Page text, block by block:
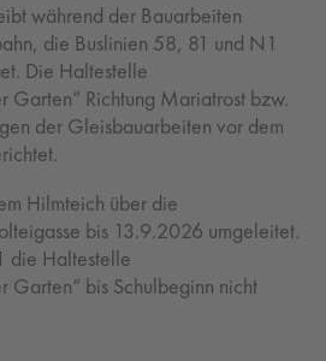
während der Bauarbeiten
die Buslinien 58, 81 und N1
Die Haltestelle
Garten“ Richtung Mariatrost bzw.
der Gleisbauarbeiten vor dem
Hilmteich über die
bis 13.9.2026 umgeleitet.
die Haltestelle
bis Schulbeginn nicht